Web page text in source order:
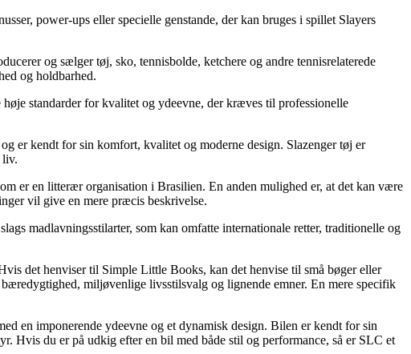
power-ups eller specielle genstande, der kan bruges i spillet Slayers
og sælger tøj, sko, tennisbolde, ketchere og andre tennisrelaterede
og holdbarhed.
standarder for kvalitet og ydeevne, der kræves til professionelle
er kendt for sin komfort, kvalitet og moderne design. Slazenger tøj er
liv.
er en litterær organisation i Brasilien. En anden mulighed er, at det kan være
vil give en mere præcis beskrivelse.
madlavningsstilarter, som kan omfatte internationale retter, traditionelle og
det henviser til Simple Little Books, kan det henvise til små bøger eller
miljøvenlige livsstilsvalg og lignende emner. En mere specifik
en imponerende ydeevne og et dynamisk design. Bilen er kendt for sin
Hvis du er på udkig efter en bil med både stil og performance, så er SLC et